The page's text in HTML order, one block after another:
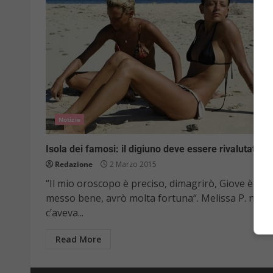
Notizie
Isola dei famosi: il digiuno deve essere rivalutato?
Redazione 2 Marzo 2015
“Il mio oroscopo è preciso, dimagrirò, Giove è
messo bene, avrò molta fortuna“. Melissa P. non
c’aveva...
Read More